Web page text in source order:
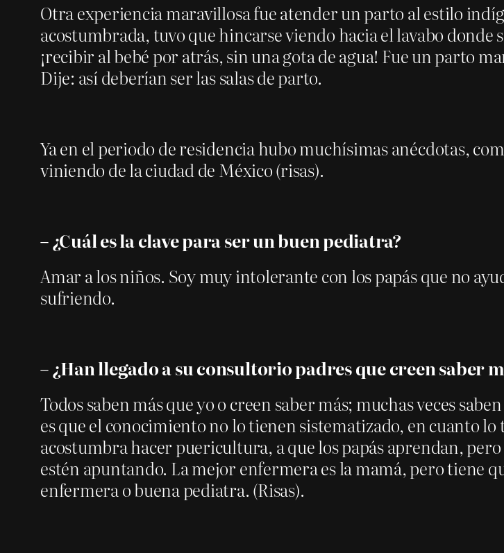
Otra experiencia maravillosa fue atender un parto al estilo
acostumbrada, tuvo que hincarse viendo hacia el lavabo
¡recibir al bebé por atrás, sin una gota de agua! Fue un parto
Dije: así deberían ser las salas de parto.
Ya en el periodo de residencia hubo muchísimas anécdotas,
viniendo de la ciudad de México (risas).
– ¿Cuál es la clave para ser un buen pediatra?
Amar a los niños. Soy muy intolerante con los papás que no
sufriendo.
– ¿Han llegado a su consultorio padres que creen saber
Todos saben más que yo o creen saber más; muchas veces
es que el conocimiento no lo tienen sistematizado, en cuanto
acostumbra hacer puericultura, a que los papás aprendan,
estén apuntando. La mejor enfermera es la mamá, pero tiene
enfermera o buena pediatra. (Risas).